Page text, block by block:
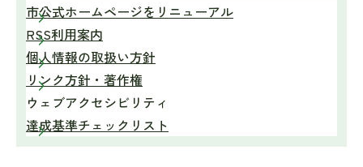
市公式ホームページをリニューアル
RSS利用案内
個人情報の取扱い方針
リンク方針・著作権
ウェブアクセシビリティ
達成基準チェックリスト